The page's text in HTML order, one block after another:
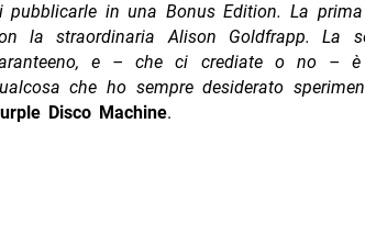
pubblicarle in una Bonus Edition. La
la straordinaria Alison Goldfrapp. La
e – che ci crediate o no –
che ho sempre desiderato
Disco Machine.